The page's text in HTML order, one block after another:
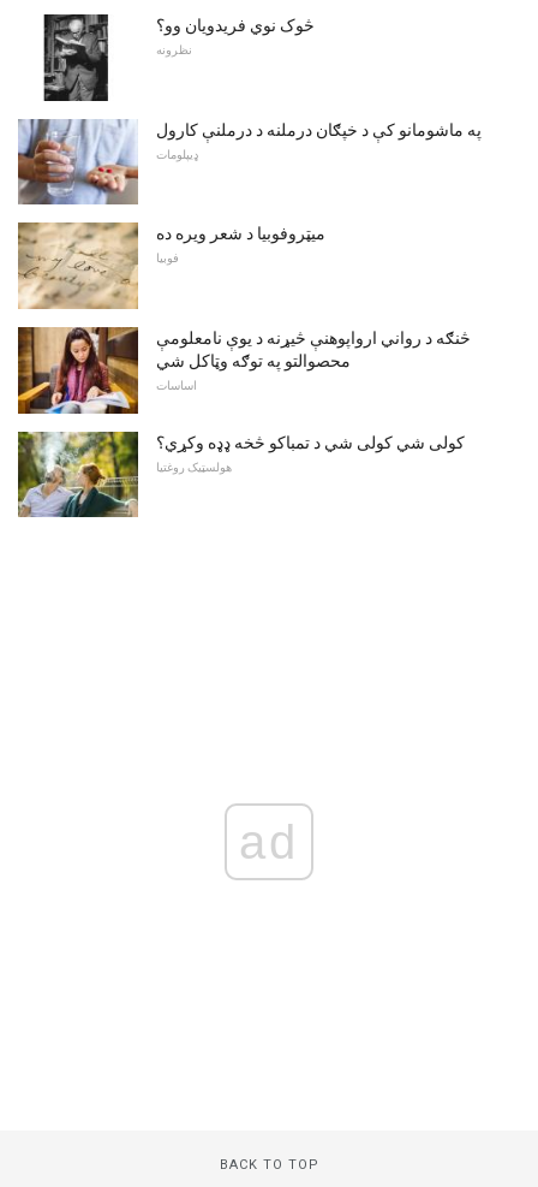
څوک نوي فریدویان وو؟
نظرونه
په ماشومانو کې د خپګان درملنه د درملنې کارول
ډیپلومات
میټروفوبیا د شعر ویره ده
فوبیا
څنګه د رواني ارواپوهنې څیړنه د یوې نامعلومې
محصوالتو په توګه وټاکل شي
اساسات
کولی شي کولی شي د تمباکو څخه ډډه وکړي؟
هولسټیک روغتیا
ad
BACK TO TOP